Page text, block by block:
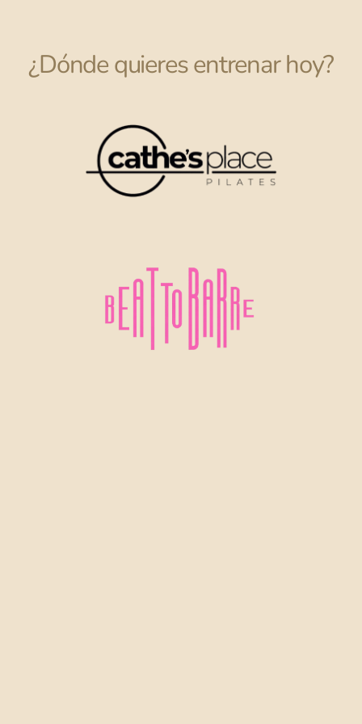
¿Dónde quieres entrenar hoy?